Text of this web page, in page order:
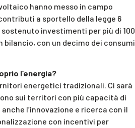
hanno messo in campo
a sportello della legge 6
investimenti per più di 100
bilancio, con un decimo dei consumi
l’energia?
energetici tradizionali. Ci sarà
sui territori con più capacità di
l’innovazione e ricerca con il
con incentivi per